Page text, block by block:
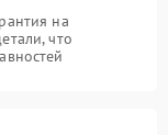
на
что